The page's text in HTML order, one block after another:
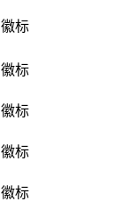
徽标
徽标
徽标
徽标
徽标